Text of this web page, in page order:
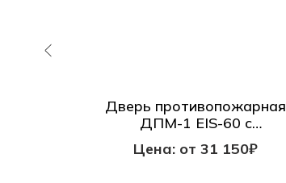
Дверь противопожарная
ДПМ-1 EIS-60 с
прямоугольным окном с
фрамугой
Цена: от 31 150₽